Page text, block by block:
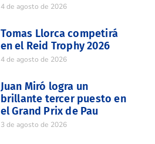
4 de agosto de 2026
Tomas Llorca competirá
en el Reid Trophy 2026
4 de agosto de 2026
Juan Miró logra un
brillante tercer puesto en
el Grand Prix de Pau
3 de agosto de 2026